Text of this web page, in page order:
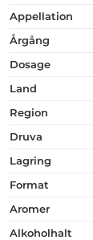
appellation
årgång
dosage
land
region
druva
lagring
format
aromer
alkoholhalt